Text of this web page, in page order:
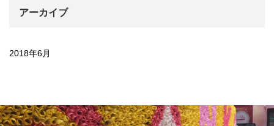
アーカイブ
2018年6月